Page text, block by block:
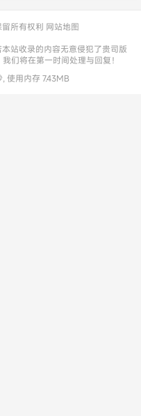
所有权利 网站地图
站收录的内容无意侵犯了贵司版
们将在第一时间处理与回复！
使用内存 7.43MB